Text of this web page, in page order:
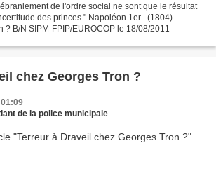
de l'ordre social ne sont que le résultat
des princes." Napoléon 1er . (1804)
? B/N SIPM-FPIP/EUROCOP le 18/08/2011
chez Georges Tron ?
de la police municipale